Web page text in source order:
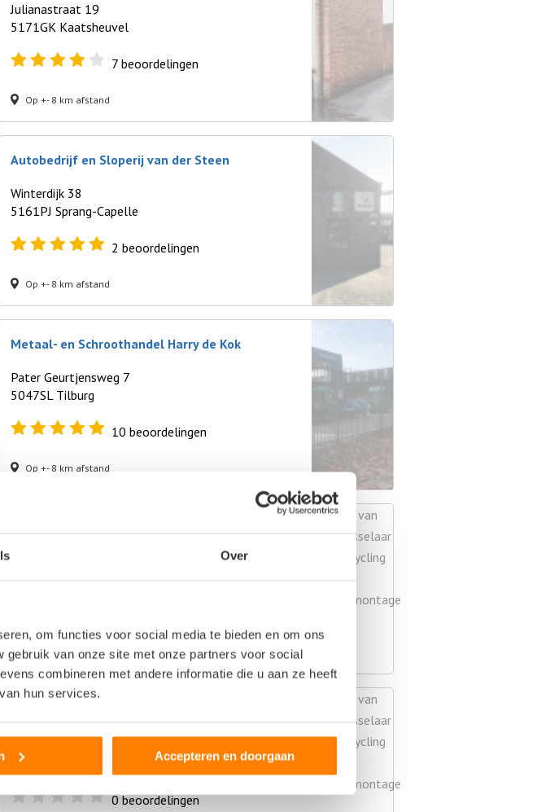
Over
om functies voor social media te bieden en om ons
van onze site met onze partners voor social
combineren met andere informatie die u aan ze heeft
hun services.
Accepteren en doorgaan
Julianastraat 19
5171GK Kaatsheuvel
7 beoordelingen
Op +- 8 km afstand
Autobedrijf en Sloperij van der Steen
Winterdijk 38
5161PJ Sprang-Capelle
2 beoordelingen
Op +- 8 km afstand
Metaal- en Schroothandel Harry de Kok
Pater Geurtjensweg 7
5047SL Tilburg
10 beoordelingen
Op +- 8 km afstand
Op +- 12 km afstand
4921 XN Made
0beoordelingen